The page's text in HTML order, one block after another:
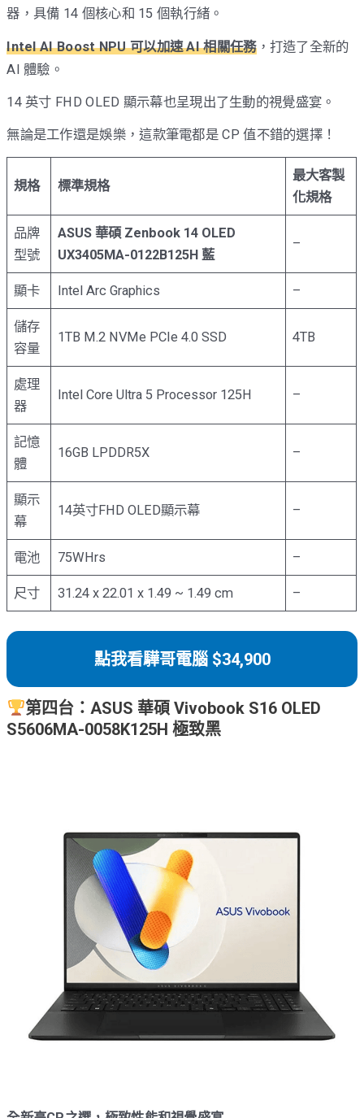
器，具備 14 個核心和 15 個執行緒。
Intel AI Boost NPU 可以加速 AI 相關任務，打造了全新的
AI 體驗。
14 英寸 FHD OLED 顯示幕也呈現出了生動的視覺盛宴。
無論是工作還是娛樂，這款筆電都是 CP 值不錯的選擇！
規格 標準規格
最大客製
化規格
品牌
型號
ASUS 華碩 Zenbook 14 OLED
UX3405MA-0122B125H 藍
–
顯卡 Intel Arc Graphics –
儲存
容量
1TB M.2 NVMe PCIe 4.0 SSD 4TB
處理
器
Intel Core Ultra 5 Processor 125H –
記憶
體
16GB LPDDR5X –
顯示
幕
14英寸FHD OLED顯示幕 –
電池 75WHrs –
尺寸 31.24 x 22.01 x 1.49 ~ 1.49 cm –
點我看驊哥電腦 $34,900
第四台：ASUS 華碩 Vivobook S16 OLED
S5606MA-0058K125H 極致黑